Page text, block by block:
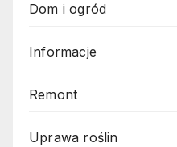
Dom i ogród
Informacje
Remont
Uprawa roślin